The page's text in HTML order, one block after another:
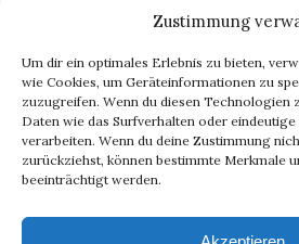
Zustimmung
Um dir ein optimales Erlebnis zu bieten,
wie Cookies, um Geräteinformationen zu
zuzugreifen. Wenn du diesen Technologien
Daten wie das Surfverhalten oder
verarbeiten. Wenn du deine Zustimmung
zurückziehst, können bestimmte Merkmale
beeinträchtigt werden.
BLOG VIA E-MAIL
Du willst keinen Blogpost verpassen?
Adresse an, um meinen Blog
Benachrichtigungen über neue
E-
Mail-